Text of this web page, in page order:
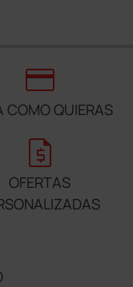
credit_card
COMO QUIERAS
request_quote
OFERTAS